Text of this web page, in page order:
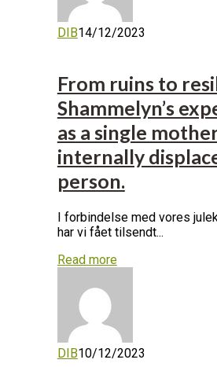
DIB14/12/2023
From ruins to
Shammelyn’s
as a single
internally
person.
I forbindelse med vores
har vi fået tilsendt...
Read more
DIB10/12/2023